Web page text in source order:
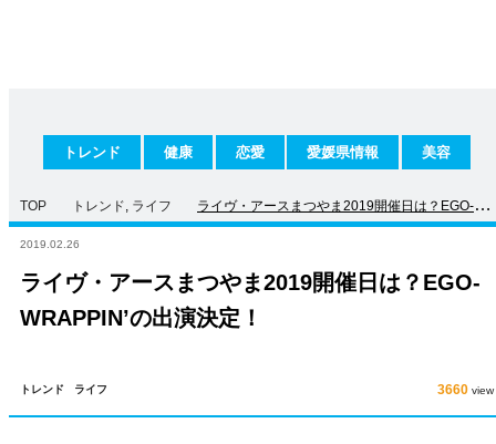
トレンド 健康 恋愛 愛媛県情報 美容
TOP トレンド, ライフ
ライヴ・アースまつやま2019開催日は？EGO-
WRAPPIN’の出演決定！
2019.02.26
ライヴ・アースまつやま2019開催日は？EGO-
WRAPPIN’の出演決定！
トレンド ライフ 3660 view